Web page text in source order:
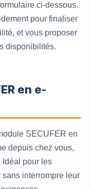
ci-dessous.
pour finaliser
et vous proposer
disponibilités.
en e-
SECUFER en
depuis chez vous,
Idéal pour les
interrompre leur